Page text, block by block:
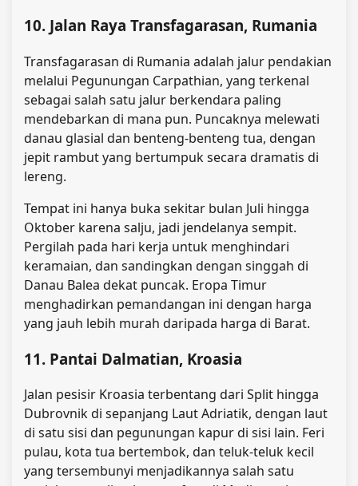
10. Jalan Raya Transfagarasan, Rumania
Transfagarasan di Rumania adalah jalur pendakian
melalui Pegunungan Carpathian, yang terkenal
sebagai salah satu jalur berkendara paling
mendebarkan di mana pun. Puncaknya melewati
danau glasial dan benteng-benteng tua, dengan
jepit rambut yang bertumpuk secara dramatis di
lereng.
Tempat ini hanya buka sekitar bulan Juli hingga
Oktober karena salju, jadi jendelanya sempit.
Pergilah pada hari kerja untuk menghindari
keramaian, dan sandingkan dengan singgah di
Danau Balea dekat puncak. Eropa Timur
menghadirkan pemandangan ini dengan harga
yang jauh lebih murah daripada harga di Barat.
11. Pantai Dalmatian, Kroasia
Jalan pesisir Kroasia terbentang dari Split hingga
Dubrovnik di sepanjang Laut Adriatik, dengan laut
di satu sisi dan pegunungan kapur di sisi lain. Feri
pulau, kota tua bertembok, dan teluk-teluk kecil
yang tersembunyi menjadikannya salah satu